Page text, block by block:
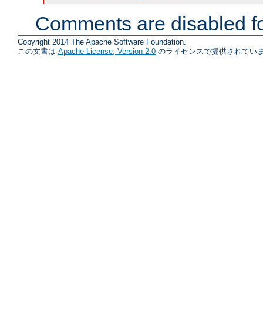
Comments are disabled
Copyright 2014 The Apache Software Foundation.
この文書は Apache License, Version 2.0 のライセンスで提供されてい